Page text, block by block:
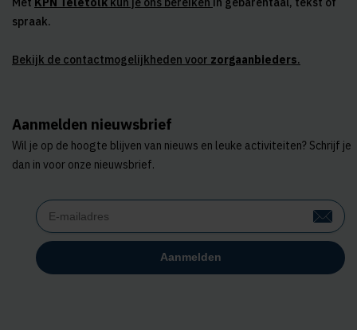
spraak.
Bekijk de contactmogelijkheden voor zorgaanbieders.
Aanmelden nieuwsbrief
Wil je op de hoogte blijven van nieuws en leuke activiteiten? Schrijf je
dan in voor onze nieuwsbrief.